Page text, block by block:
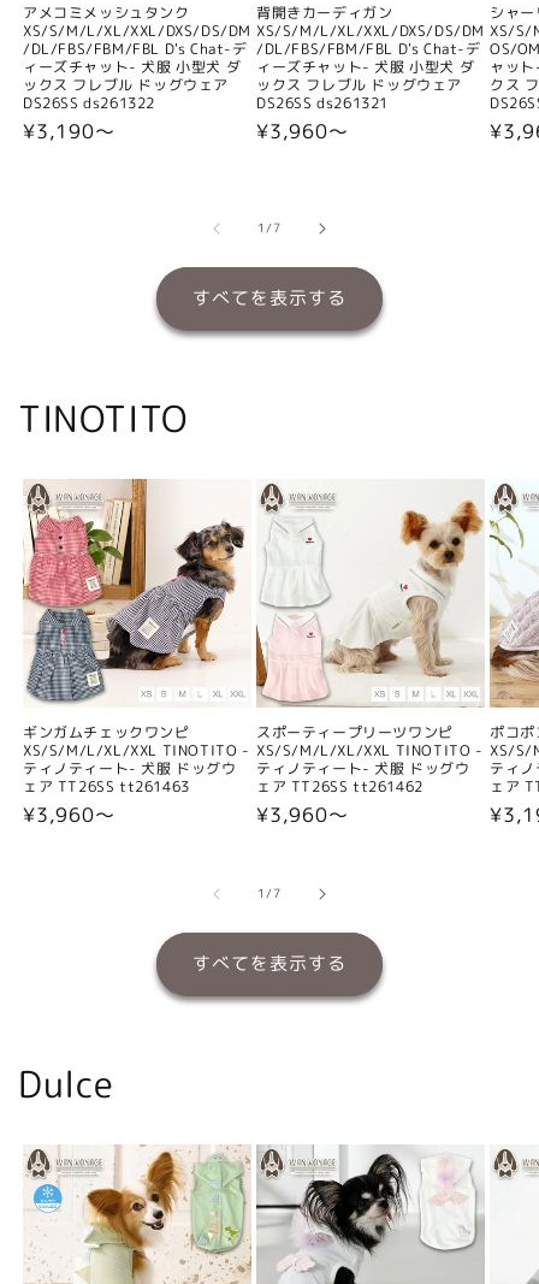
アメコミメッシュタンク
XS/S/M/L/XL/XXL/DXS/DS/DM
/DL/FBS/FBM/FBL D's Chat-デ
ィーズチャット- 犬服 小型犬 ダ
ックス フレブル ドッグウェア
DS26SS ds261322
通
¥3,190〜
背開きカーディガン
XS/S/M/L/XL/XXL/DXS/DS/DM
/DL/FBS/FBM/FBL D's Chat-デ
ィーズチャット- 犬服 小型犬 ダ
ックス フレブル ドッグウェア
DS26SS ds261321
通
¥3,960〜
シャ
XS/
OS/
ャッ
クス
通
1/の
7
すべてを表示する
TINOTITO
ギンガムチェックワンピ
XS/S/M/L/XL/XXL TINOTITO -
ティノティート- 犬服 ドッグウ
ェア TT26SS tt261463
通
¥3,960〜
スポーティープリーツワンピ
XS/S/M/L/XL/XXL TINOTITO -
ティノティート- 犬服 ドッグウ
ェア TT26SS tt261462
通
格
¥3,960〜
ポコ
XS/S/
ティ
ェア
通
1/の
7
すべてを表示する
Dulce